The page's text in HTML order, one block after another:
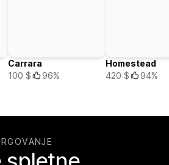
Carrara
100 $
96%
Homestead
420 $
94%